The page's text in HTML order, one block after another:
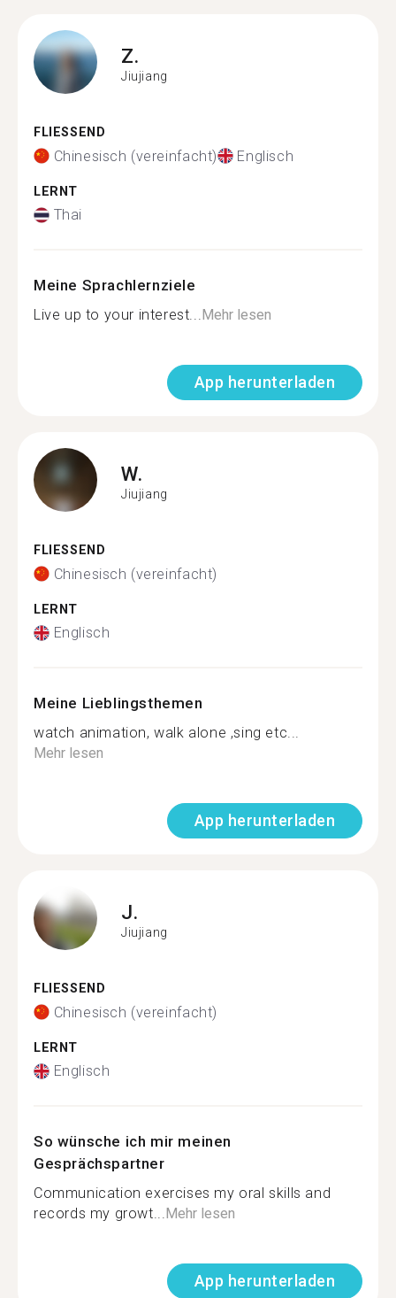
Z.
Jiujiang
FLIESSEND
Chinesisch (vereinfacht) Englisch
LERNT
Thai
Meine Sprachlernziele
Live up to your interest...Mehr lesen
App herunterladen
W.
Jiujiang
FLIESSEND
Chinesisch (vereinfacht)
LERNT
Englisch
Meine Lieblingsthemen
watch animation, walk alone ,sing etc...
Mehr lesen
App herunterladen
J.
Jiujiang
FLIESSEND
Chinesisch (vereinfacht)
LERNT
Englisch
So wünsche ich mir meinen
Gesprächspartner
Communication exercises my oral skills and
records my growt...Mehr lesen
App herunterladen